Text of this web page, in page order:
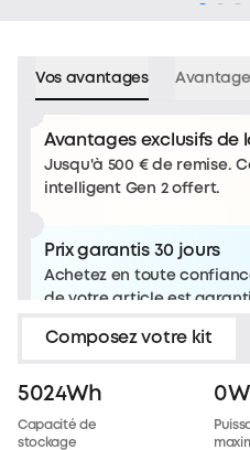
Vos avantages
Avantages exclusifs de
Jusqu'à 500 € de remise.
intelligent Gen 2 offert.
Prix garantis 30 jours
Achetez en toute
de votre article est garanti.
Des frais Bebat
Belgique.
pour
Composez votre kit
5024Wh
Capacité de
stockage
0W